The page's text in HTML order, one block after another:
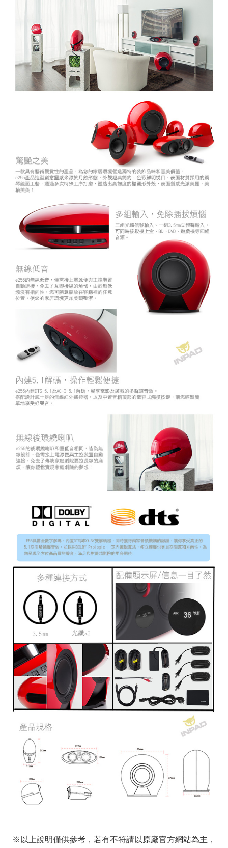
※以上說明僅供參考，若有不符請以原廠官方網站為主，